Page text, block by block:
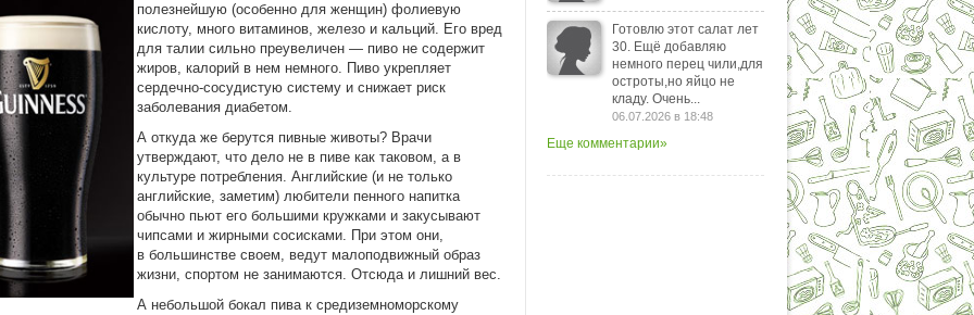
полезнейшую (особенно для женщин) фолиевую
кислоту, много витаминов, железо и кальций. Его вред
для талии сильно преувеличен — пиво не содержит
жиров, калорий в нем немного. Пиво укрепляет
сердечно-сосудистую систему и снижает риск
заболевания диабетом.
А откуда же берутся пивные животы? Врачи
утверждают, что дело не в пиве как таковом, а в
культуре потребления. Английские (и не только
английские, заметим) любители пенного напитка
обычно пьют его большими кружками и закусывают
чипсами и жирными сосисками. При этом они,
в большинстве своем, ведут малоподвижный образ
жизни, спортом не занимаются. Отсюда и лишний вес.
А небольшой бокал пива к средиземноморскому
Готовлю этот салат лет
30. Ещё добавляю
немного перец чили,для
остроты,но яйцо не
кладу. Очень...
06.07.2026 в 18:48
Еще комментарии»